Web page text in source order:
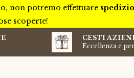
non potremo effettuare
scoperte!
CESTI
Eccellenza e